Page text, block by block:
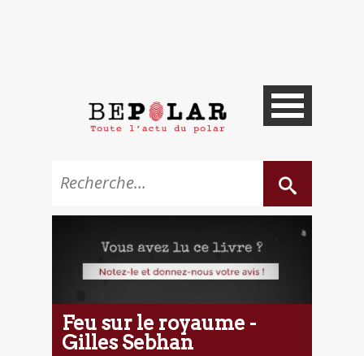
Feu sur le royaume -
Gilles Sebhan